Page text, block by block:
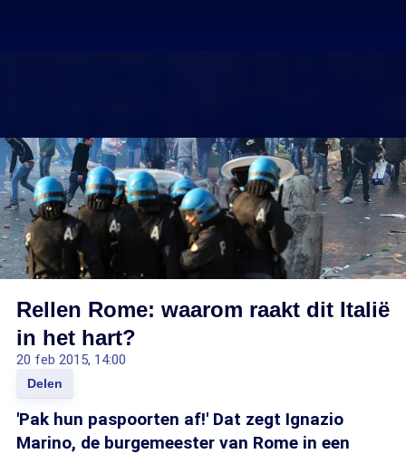
Rellen Rome: waarom raakt dit Italië
in het hart?
20 feb 2015, 14:00
Delen
'Pak hun paspoorten af!' Dat zegt Ignazio
Marino, de burgemeester van Rome in een